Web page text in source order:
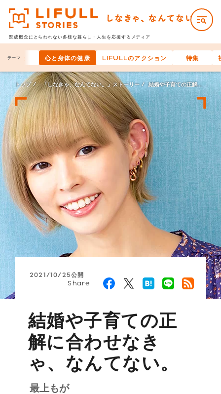
既成概念にとらわれない多様な暮らし・人生を応援するメディア
テーマ
お金 心と身体の健康 LIFULLのアクション 特集
トップ 「しなきゃ、なんてない。」ストーリー 結婚や子育ての正解に合わせなきゃ、なんてない。
2021/10/25公開
Share
結婚や子育ての正
解に合わせなき
ゃ、なんてない。
最上もが